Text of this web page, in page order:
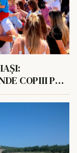
COPIII POT